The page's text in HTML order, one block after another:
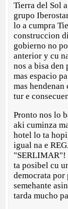
Tierra del Sol
grupo
lo a cumpra
construccion
gobierno no
anterior y cu
nos a bisa den
mas espacio
mas
tur e
Pronto nos lo
aki cuminza
hotel lo ta
igual na e
"SERLIMAR"!
ta posibel cu
democrata por
semehante
tarda mucho